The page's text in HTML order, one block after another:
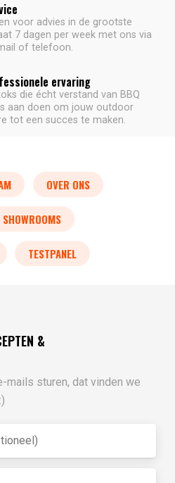
voor advies in de grootste
7 dagen per week met ons via
of telefoon.
ervaring
die écht verstand van BBQ
aan doen om jouw outdoor
tot een succes te maken.
OVER ONS
SHOWROOMS
TESTPANEL
&
mails sturen, dat vinden we